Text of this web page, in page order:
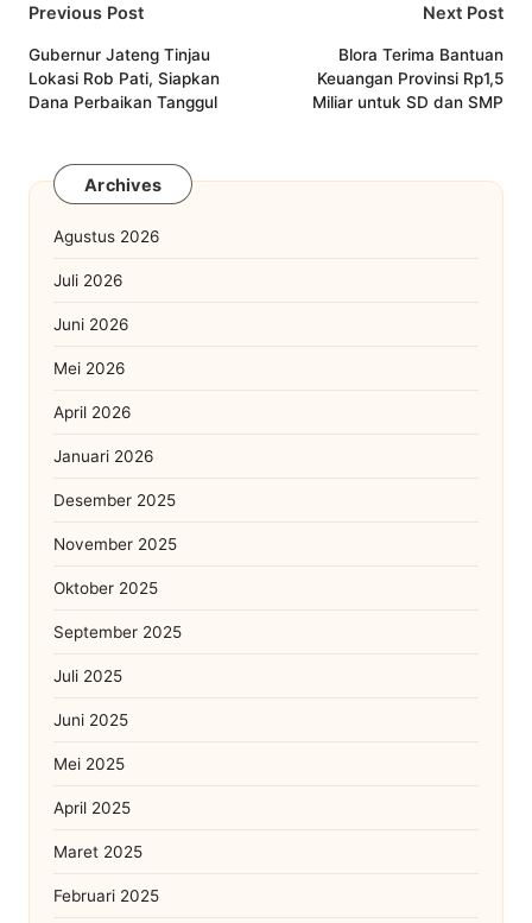
Post
navigation
Previous Post
Gubernur Jateng Tinjau
Lokasi Rob Pati, Siapkan
Dana Perbaikan Tanggul
Next Post
Blora Terima Bantuan
Keuangan Provinsi Rp1,5
Miliar untuk SD dan SMP
Archives
Agustus 2026
Juli 2026
Juni 2026
Mei 2026
April 2026
Januari 2026
Desember 2025
November 2025
Oktober 2025
September 2025
Juli 2025
Juni 2025
Mei 2025
April 2025
Maret 2025
Februari 2025